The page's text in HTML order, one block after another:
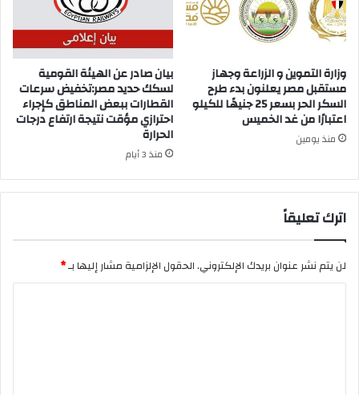
وزارة التموين و الزراعة وجهاز
مستقبل مصر يعلنون بدء طرح
السكر الحر بسعر 25 جنيهًا للكيلو
اعتبارًا من غد الخميس
منذ يومين
بيان صادر عن الهيئة القومية
لسكك حديد مصر:تخفيض سرعات
القطارات ببعض المناطق كإجراء
احترازي مؤقت نتيجة ارتفاع درجات
الحرارة
منذ 3 أيام
اترك تعليقاً
لن يتم نشر عنوان بريدك الإلكتروني.الحقول الإلزامية مشار إليها بـ*